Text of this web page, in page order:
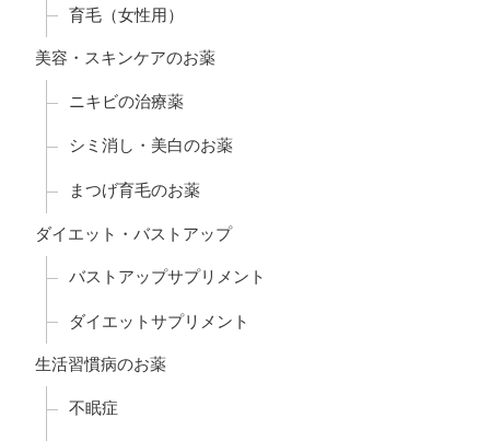
育毛（女性用）
美容・スキンケアのお薬
ニキビの治療薬
シミ消し・美白のお薬
まつげ育毛のお薬
ダイエット・バストアップ
バストアップサプリメント
ダイエットサプリメント
生活習慣病のお薬
不眠症